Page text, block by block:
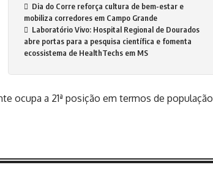
Dia do Corre reforça cultura de bem-estar e
mobiliza corredores em Campo Grande
Laboratório Vivo: Hospital Regional de Dourados
abre portas para a pesquisa científica e fomenta
ecossistema de HealthTechs em MS
ocupa a 21ª posição em termos de população